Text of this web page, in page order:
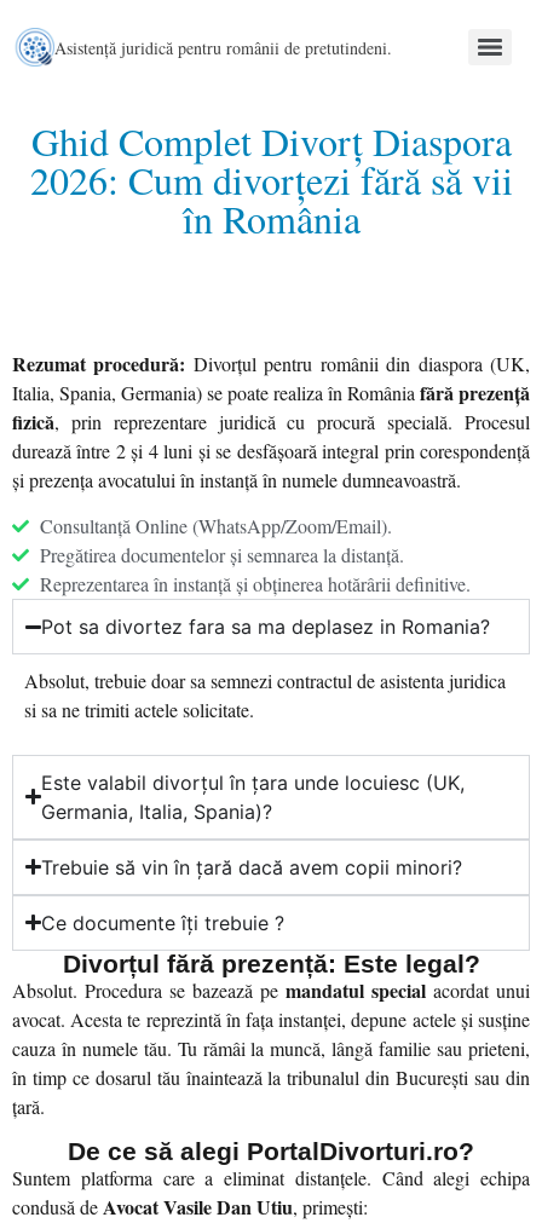
Asistență juridică pentru românii de pretutindeni.
Ghid Complet Divorț Diaspora
2026: Cum divorțezi fără să vii
în România
Rezumat procedură: Divorțul pentru românii din diaspora (UK,
Italia, Spania, Germania) se poate realiza în România fără prezență
fizică, prin reprezentare juridică cu procură specială. Procesul
durează între 2 și 4 luni și se desfășoară integral prin corespondență
și prezența avocatului în instanță în numele dumneavoastră.
Consultanță Online (WhatsApp/Zoom/Email).
Pregătirea documentelor și semnarea la distanță.
Reprezentarea în instanță și obținerea hotărârii definitive.
Pot sa divortez fara sa ma deplasez in Romania?
Absolut, trebuie doar sa semnezi contractul de asistenta juridica
si sa ne trimiti actele solicitate.
Este valabil divorțul în țara unde locuiesc (UK,
Germania, Italia, Spania)?
Trebuie să vin în țară dacă avem copii minori?
Ce documente îți trebuie ?
Divorțul fără prezență: Este legal?
Absolut. Procedura se bazează pe mandatul special acordat unui
avocat. Acesta te reprezintă în fața instanței, depune actele și susține
cauza în numele tău. Tu rămâi la muncă, lângă familie sau prieteni,
în timp ce dosarul tău înaintează la tribunalul din București sau din
țară.
De ce să alegi PortalDivorturi.ro?
Suntem platforma care a eliminat distanțele. Când alegi echipa
condusă deAvocat Vasile Dan Utiu, primești: